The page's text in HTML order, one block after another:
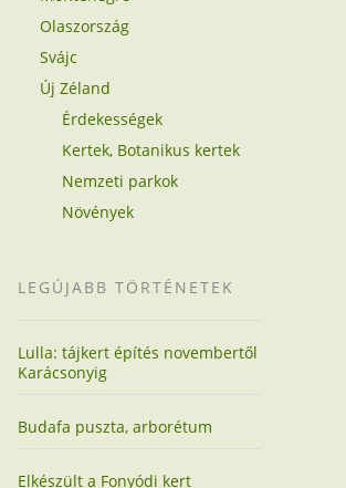
Olaszország
Svájc
Új Zéland
Érdekességek
Kertek, Botanikus kertek
Nemzeti parkok
Növények
LEGÚJABB TÖRTÉNETEK
Lulla: tájkert építés novembertől
Karácsonyig
Budafa puszta, arborétum
Elkészült a Fonyódi kert